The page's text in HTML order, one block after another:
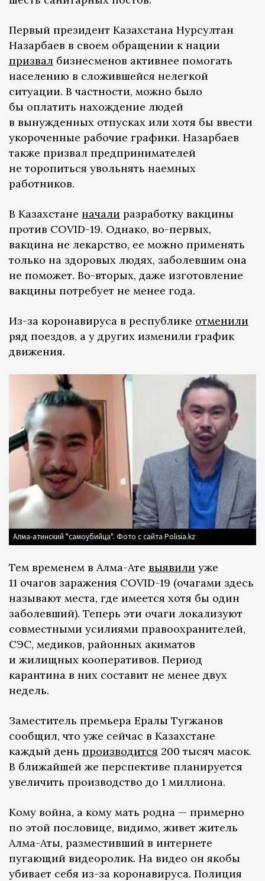
Первый президент Казахстана Нурсултан
Назарбаев в своем обращении к нации
призвал бизнесменов активнее помогать
населению в сложившейся нелегкой
ситуации. В частности, можно было
бы оплатить нахождение людей
в вынужденных отпусках или хотя бы ввести
укороченные рабочие графики. Назарбаев
также призвал предпринимателей
не торопиться увольнять наемных
работников.
В Казахстане начали разработку вакцины
против COVID-19. Однако, во-первых,
вакцина не лекарство, ее можно применять
только на здоровых людях, заболевшим она
не поможет. Во-вторых, даже изготовление
вакцины потребует не менее года.
Из-за коронавируса в республике отменили
ряд поездов, а у других изменили график
движения.
Алма-атинский "самоубийца". Фото с сайта Polisia.kz
Тем временем в Алма-Ате выявили уже
11 очагов заражения COVID-19 (очагами здесь
называют места, где имеется хотя бы один
заболевший). Теперь эти очаги локализуют
совместными усилиями правоохранителей,
СЭС, медиков, районных акиматов
и жилищных кооперативов. Период
карантина в них составит не менее двух
недель.
Заместитель премьера Ералы Тугжанов
сообщил, что уже сейчас в Казахстане
каждый день производится 200 тысяч масок.
В ближайшей же перспективе планируется
увеличить производство до 1 миллиона.
Кому война, а кому мать родна — примерно
по этой пословице, видимо, живет житель
Алма-Аты, разместивший в интернете
пугающий видеоролик. На видео он якобы
убивает себя из-за коронавируса. Полиция